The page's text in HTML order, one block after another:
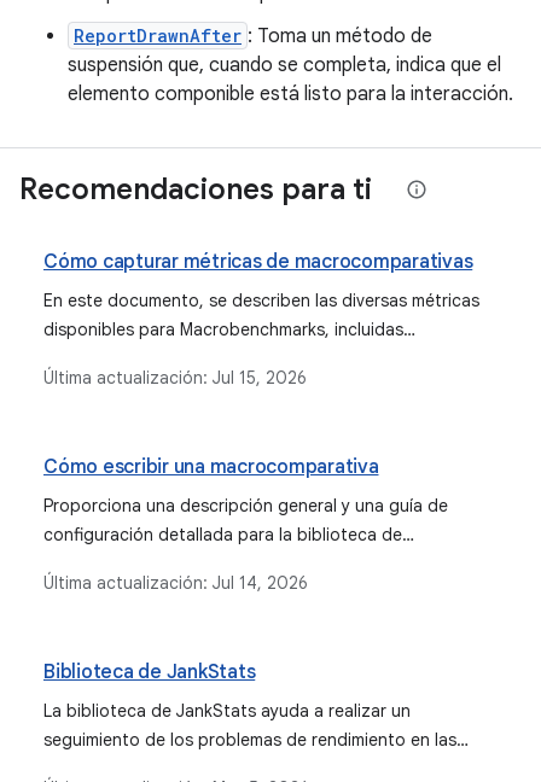
ReportDrawnAfter : Toma un método de
suspensión que, cuando se completa, indica que el
elemento componible está listo para la interacción.
Recomendaciones para ti
Cómo capturar métricas de macrocomparativas
En este documento, se describen las diversas métricas
disponibles para Macrobenchmarks, incluidas
TraceSectionMetric y PowerMetric, y se explica qué mide
Última actualización: Jul 15, 2026
Cómo escribir una macrocomparativa
Proporciona una descripción general y una guía de
configuración detallada para la biblioteca de
de aplicaciones más grandes, como el inicio de la app y
Última actualización: Jul 14, 2026
Biblioteca de JankStats
La biblioteca de JankStats ayuda a realizar un
seguimiento de los problemas de rendimiento en las